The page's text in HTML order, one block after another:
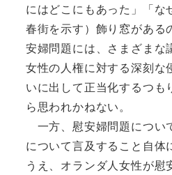
にはどこにもあった」「な
春街を示す）飾り窓がある
安婦問題には、さまざまな
女性の人権に対する深刻な
いに出して正当化するつも
ら思われかねない。
一方、慰安婦問題につい
について言及すること自体
うえ、オランダ人女性が慰